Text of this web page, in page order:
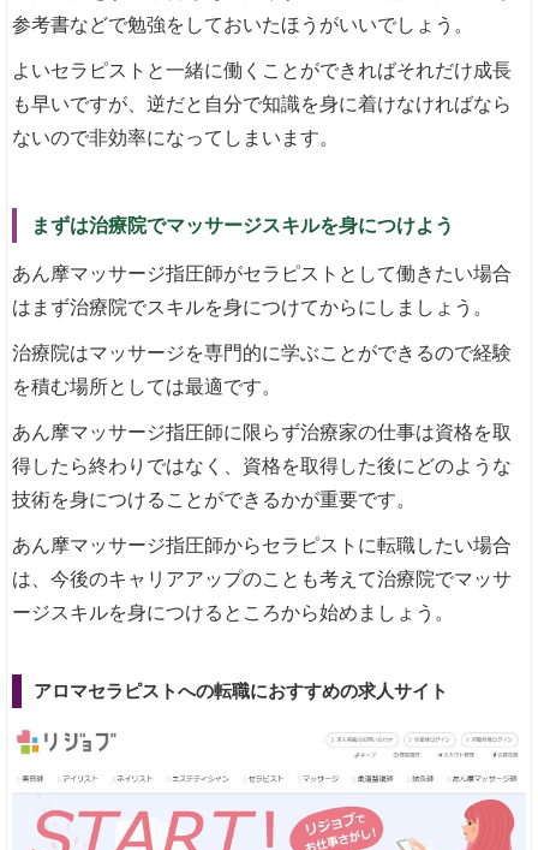
参考書などで勉強をしておいたほうがいいでしょう。
よいセラピストと一緒に働くことができればそれだけ成長
も早いですが、逆だと自分で知識を身に着けなければなら
ないので非効率になってしまいます。
まずは治療院でマッサージスキルを身につけよう
あん摩マッサージ指圧師がセラピストとして働きたい場合
はまず治療院でスキルを身につけてからにしましょう。
治療院はマッサージを専門的に学ぶことができるので経験
を積む場所としては最適です。
あん摩マッサージ指圧師に限らず治療家の仕事は資格を取
得したら終わりではなく、資格を取得した後にどのような
技術を身につけることができるかが重要です。
あん摩マッサージ指圧師からセラピストに転職したい場合
は、今後のキャリアアップのことも考えて治療院でマッサ
ージスキルを身につけるところから始めましょう。
アロマセラピストへの転職におすすめの求人サイト